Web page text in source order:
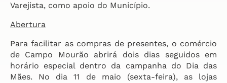
Varejista, como apoio do Município.
Abertura
Para facilitar as compras de presentes, o comércio
de Campo Mourão abrirá dois dias seguidos em
horário especial dentro da campanha do Dia das
Mães. No dia 11 de maio (sexta-feira), as lojas